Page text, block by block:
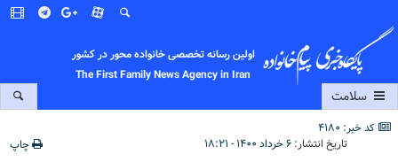
اولین رسانه تخصصی خانواده محور در کشور
The First Family News Agency in Iran
سلامت
کد خبر: 4180
تاریخ انتشار: ۶ خرداد ۱۴۰۰ - ۱۸:۲۱ چاپ